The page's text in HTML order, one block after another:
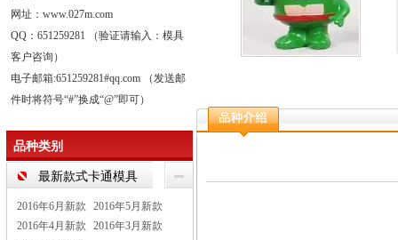
网址：www.027m.com
QQ：651259281 （验证请输入：模具
客户咨询）
电子邮箱:651259281#qq.com （发送邮
件时将符号“#”换成“@”即可）
品种类别
最新款式卡通模具
2016年6月新款
2016年5月新款
2016年4月新款
2016年3月新款